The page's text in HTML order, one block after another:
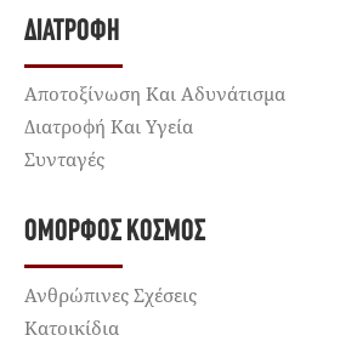
ΔΙΑΤΡΟΦΉ
Αποτοξίνωση Και Αδυνάτισμα
Διατροφή Και Υγεία
Συνταγές
ΌΜΟΡΦΟΣ ΚΌΣΜΟΣ
Ανθρώπινες Σχέσεις
Κατοικίδια